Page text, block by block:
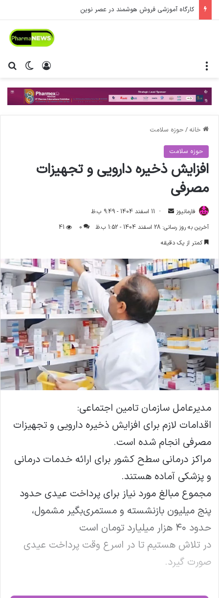
کارگاه آموزشی فروش هوشمند در عصر نوین
تغییر ورود
خانه / حوزه سلامت
حوزه سلامت
افزایش ذخیره دارویی و تجهیزات
مصرفی
فارمانیوز
ا
ل
ا
ی
م
ل
11 اسفند 1404 - 9:49 ب.ظ
آخرین به روز رسانی: 28 اسفند 1404 - 1:52 ب.ظ
0
41
کمتر از یک دقیقه
مدیرعامل سازمان تامین اجتماعی:
اقدامات لازم برای افزایش ذخیره دارویی و تجهیزات
مصرفی انجام شده است.
مراکز درمانی سطح کشور برای ارائه خدمات درمانی
و پزشکی آماده هستند.
مجموع مبالغ مورد نیاز برای پرداخت عیدی حدود
پنج میلیون بازنشسته و مستمری‌بگیر مشمول،
حدود ۴۰ هزار میلیارد تومان است
در تلاش هستیم تا در اسرع وقت پرداخت عیدی
صورت گیرد.